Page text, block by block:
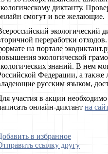
диктанту.
смогут и все желающие.
экологический
переработки
на портале
экологической
знаний. В нем
Федерации, а
русским языком,
участия в акции
онлайн-диктант на
в избранное
ссылку другу